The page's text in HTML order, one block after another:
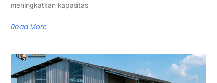
meningkatkan kapasitas
Read More